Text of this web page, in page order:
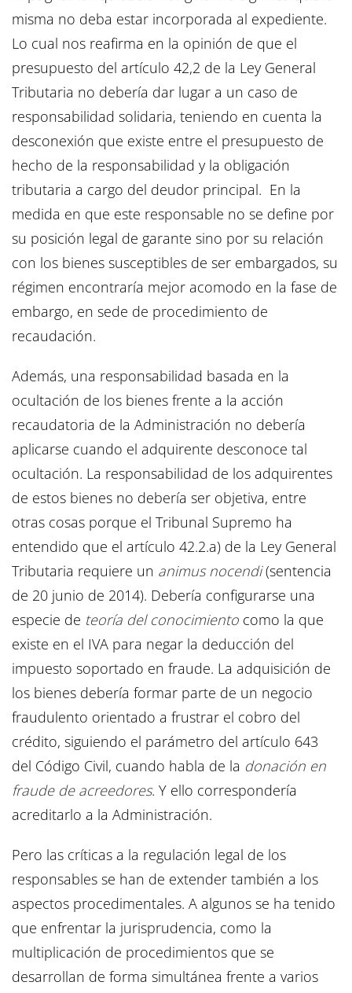
misma no deba estar incorporada al expediente.
Lo cual nos reafirma en la opinión de que el
presupuesto del artículo 42,2 de la Ley General
Tributaria no debería dar lugar a un caso de
responsabilidad solidaria, teniendo en cuenta la
desconexión que existe entre el presupuesto de
hecho de la responsabilidad y la obligación
tributaria a cargo del deudor principal. En la
medida en que este responsable no se define por
su posición legal de garante sino por su relación
con los bienes susceptibles de ser embargados, su
régimen encontraría mejor acomodo en la fase de
embargo, en sede de procedimiento de
recaudación.
Además, una responsabilidad basada en la
ocultación de los bienes frente a la acción
recaudatoria de la Administración no debería
aplicarse cuando el adquirente desconoce tal
ocultación. La responsabilidad de los adquirentes
de estos bienes no debería ser objetiva, entre
otras cosas porque el Tribunal Supremo ha
entendido que el artículo 42.2.a) de la Ley General
Tributaria requiere un animus nocendi(sentencia
de 20 junio de 2014). Debería configurarse una
especie de teoría del conocimiento como la que
existe en el IVA para negar la deducción del
impuesto soportado en fraude. La adquisición de
los bienes debería formar parte de un negocio
fraudulento orientado a frustrar el cobro del
crédito, siguiendo el parámetro del artículo 643
del Código Civil, cuando habla de la donación en
fraude de acreedores. Y ello correspondería
acreditarlo a la Administración.
Pero las críticas a la regulación legal de los
responsables se han de extender también a los
aspectos procedimentales. A algunos se ha tenido
que enfrentar la jurisprudencia, como la
multiplicación de procedimientos que se
desarrollan de forma simultánea frente a varios